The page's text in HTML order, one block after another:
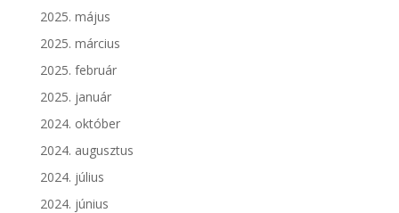
2025. május
2025. március
2025. február
2025. január
2024. október
2024. augusztus
2024. július
2024. június